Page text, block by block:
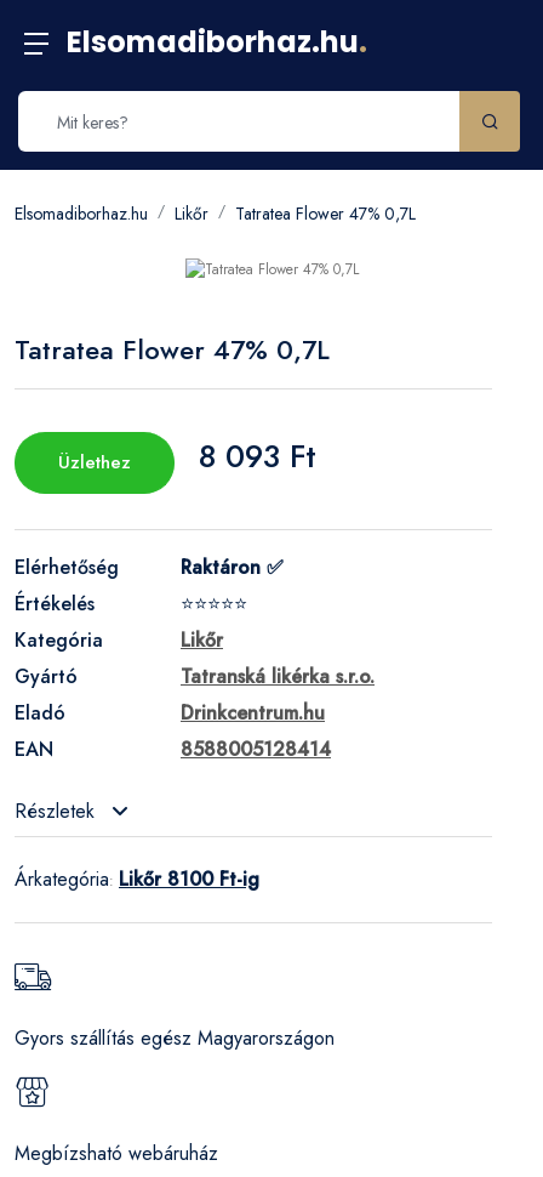
Elsomadiborhaz.hu.
Elsomadiborhaz.hu Likőr Tatratea Flower 47% 0,7L
Tatratea Flower 47% 0,7L
Üzlethez 8 093 Ft
Elérhetőség
Raktáron ✅
Értékelés
⭐⭐⭐⭐⭐
Kategória
Likőr
Gyártó
Tatranská likérka s.r.o.
Eladó
Drinkcentrum.hu
EAN
8588005128414
Részletek
Árkategória: Likőr 8100 Ft-ig
Gyors szállítás egész Magyarországon
Megbízsható webáruház